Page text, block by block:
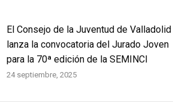
El Consejo de la Juventud de Valladolid
lanza la convocatoria del Jurado Joven
para la 70ª edición de la SEMINCI
24 septiembre, 2025